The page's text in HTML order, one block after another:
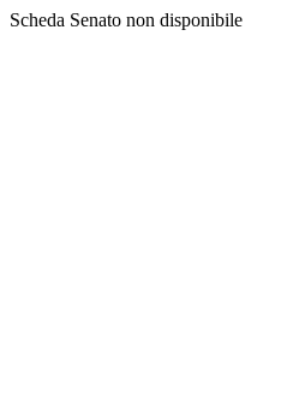
Scheda Senato non disponibile